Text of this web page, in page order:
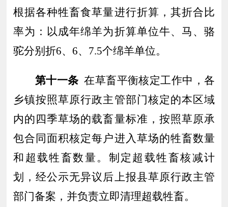
根据各种牲畜食草量进行折算，其折合比
率为 ： 以成年绵羊为折算单位牛、马 、 骆
驼分别折6、 6、 7.5个绵羊单位。
第十一条 在草畜平衡核定工作中，各
乡镇按照草原行政主管部门核定的本区域
内的四季草场的载畜量标准，按照草原承
包合同面积核定每户进入草场的牲畜数量
和 超载牲畜数量。制定超 载牲畜核减计
划，经公示无异议后上报县草原行政主管
部门备案 ， 并负责立即清理超载牲畜。